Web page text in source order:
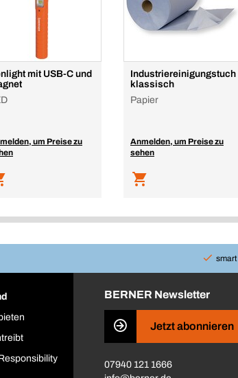
mit USB-C und
um Preise zu
Industriereinigungstuch
klassisch
Papier
Anmelden, um Preise zu
sehen
smart
BERNER Newsletter
Jetzt abonnieren
07940 121 1666